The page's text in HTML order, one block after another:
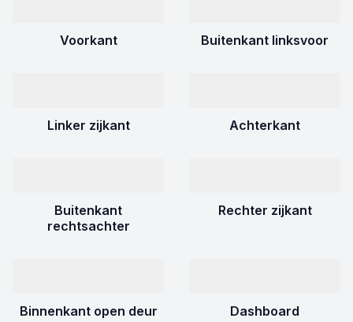
Voorkant Buitenkant linksvoor
Linker zijkant Achterkant
Buitenkant
rechtsachter
Rechter zijkant
Binnenkant open deur Dashboard